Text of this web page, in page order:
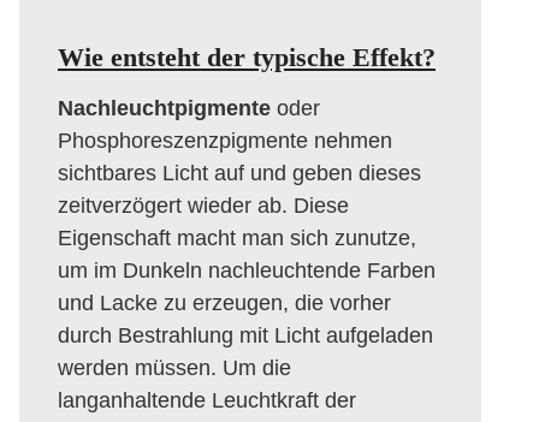
Wie entsteht der typische Effekt?
Nachleuchtpigmente oder
Phosphoreszenzpigmente nehmen
sichtbares Licht auf und geben dieses
zeitverzögert wieder ab. Diese
Eigenschaft macht man sich zunutze,
um im Dunkeln nachleuchtende Farben
und Lacke zu erzeugen, die vorher
durch Bestrahlung mit Licht aufgeladen
werden müssen. Um die
langanhaltende Leuchtkraft der